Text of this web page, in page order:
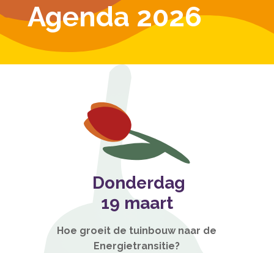
Agenda 2026
Donderdag
19 maart
Hoe groeit de tuinbouw naar de
Energietransitie?